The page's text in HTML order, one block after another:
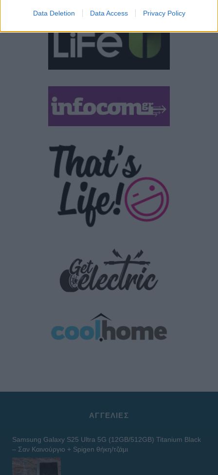
Data Deletion Data Access Privacy Policy
ΑΓΓΕΛΊΕΣ
Samsung Galaxy S25 Ultra 5G (12GB/512GB) Titanium Black
– Σαν Καινούργιο + Spigen θήκη/τζάμι